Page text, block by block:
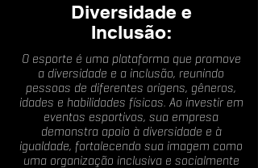
Diversidade e
Inclusão:
O esporte é uma plataforma que promove
a diversidade e a inclusão, reunindo
pessoas de diferentes origens, gêneros,
idades e habilidades físicas. Ao investir em
eventos esportivos, sua empresa
demonstra apoio à diversidade e à
igualdade, fortalecendo sua imagem como
uma organização inclusiva e socialmente